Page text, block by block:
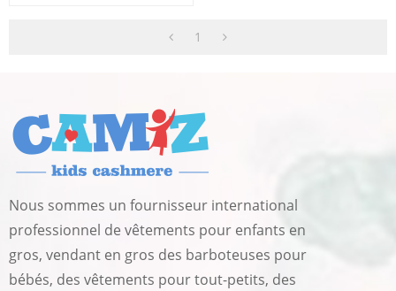
1
Nous sommes un fournisseur international
professionnel de vêtements pour enfants en
gros, vendant en gros des barboteuses pour
bébés, des vêtements pour tout-petits, des